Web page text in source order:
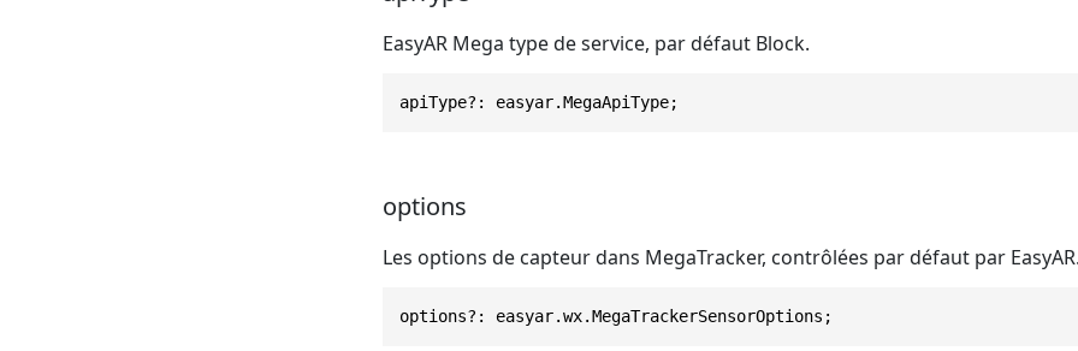
EasyAR Mega type de service, par défaut Block.
apiType?: easyar.MegaApiType;
options
Les options de capteur dans MegaTracker, contrôlées par défaut par
options?: easyar.wx.MegaTrackerSensorOptions;